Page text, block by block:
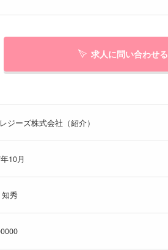
求人に問い合わせる
ジーズ株式会社（紹介）
10月
秀